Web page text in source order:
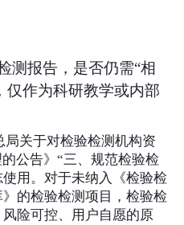
测报告，是否仍需“相
仅作为科研教学或内部
局关于对检验检测机构资
公告》“三、规范检验检
用。对于未纳入《检验检
的检验检测项目，检验检
险可控、用户自愿的原